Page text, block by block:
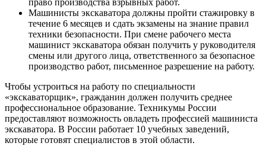
право производства взрывных работ.
Машинисты экскаватора должны пройти стажировку в
течение 6 месяцев и сдать экзамены на знание правил
техники безопасности. При смене рабочего места
машинист экскаватора обязан получить у руководителя
смены или другого лица, ответственного за безопасное
производство работ, письменное разрешение на работу.
Чтобы устроиться на работу по специальности
«экскаваторщик», гражданин должен получить среднее
профессиональное образование. Техникумы России
предоставляют возможность овладеть профессией машиниста
экскаватора. В России работает 10 учебных заведений,
которые готовят специалистов в этой области.